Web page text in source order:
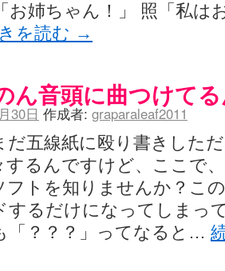
姉ちゃん！」 照「私は
を読む →
ん音頭に曲つけて
30日 作成者: graparaleaf2011
五線紙に殴り書きした
するんですけど、ここで
フトを知りませんか？こ
するだけになってしまっ
「？？？」ってなると…